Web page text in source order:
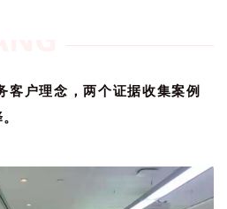
客户理念，两个证据收集案例